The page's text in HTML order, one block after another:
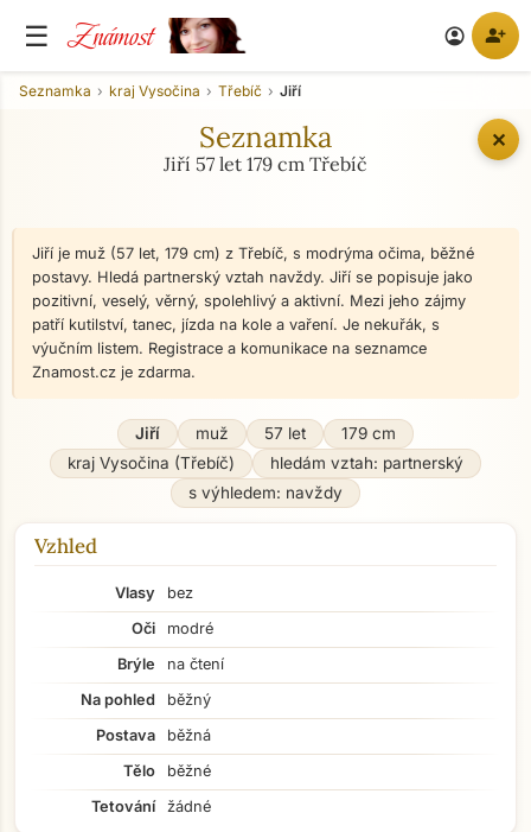
☰ Známost account_circle person_add
✕
Seznamka kraj Vysočina Třebíč Jiří
Seznamka
Jiří 57 let 179 cm Třebíč
Jiří je muž (57 let, 179 cm) z Třebíč, s modrýma očima, běžné
postavy. Hledá partnerský vztah navždy. Jiří se popisuje jako
pozitivní, veselý, věrný, spolehlivý a aktivní. Mezi jeho zájmy
patří kutilství, tanec, jízda na kole a vaření. Je nekuřák, s
výučním listem. Registrace a komunikace na seznamce
Znamost.cz je zdarma.
Jiří muž 57 let
179 cm
kraj Vysočina (Třebíč)
hledám vztah: partnerský
s výhledem: navždy
Vzhled
Vlasy
bez
Oči
modré
Brýle
na čtení
Na pohled
běžný
Postava
běžná
Tělo
běžné
Tetování
žádné